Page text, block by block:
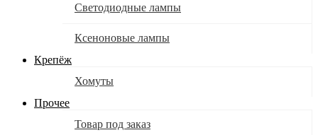
Светодиодные лампы
Ксеноновые лампы
Крепёж
Хомуты
Прочее
Товар под заказ